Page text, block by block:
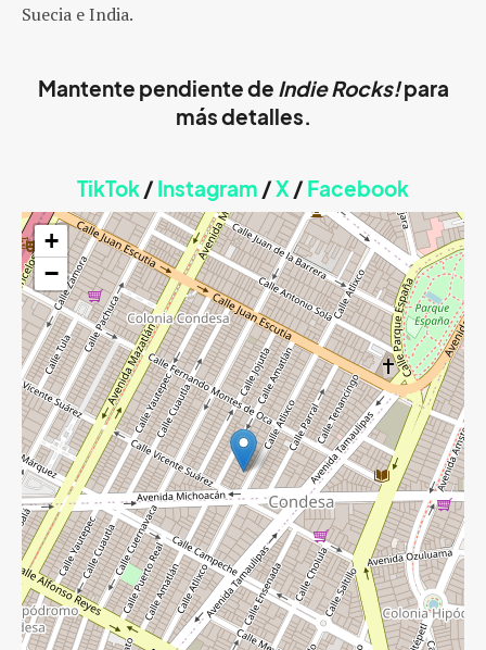
Suecia e India.
Mantente pendiente de Indie Rocks!para
más detalles.
TikTok/Instagram /X /Facebook
+
−